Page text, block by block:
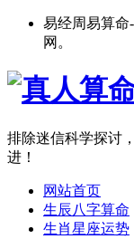
易经周易算命
网。
排除迷信科学探讨
进！
网站首页
生辰八字算命
生肖星座运势